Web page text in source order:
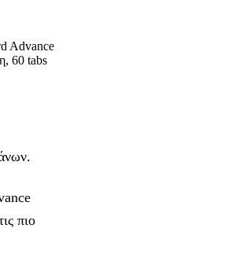
Advance
60 tabs
πιο